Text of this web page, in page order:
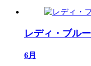
レディ・ブルー
6月